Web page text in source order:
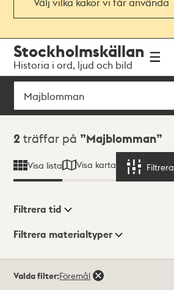
navigationen
huvudinnehållet
Stockholmskällan
Historia i ord, ljud och bild
Sök
Sökresultat
2 träffar på Majblomman
Visa lista Visa karta Filtrera
Visningsläge
Filtrera tid
Filtrera materialtyper
träffar
Valda filter:Föremål